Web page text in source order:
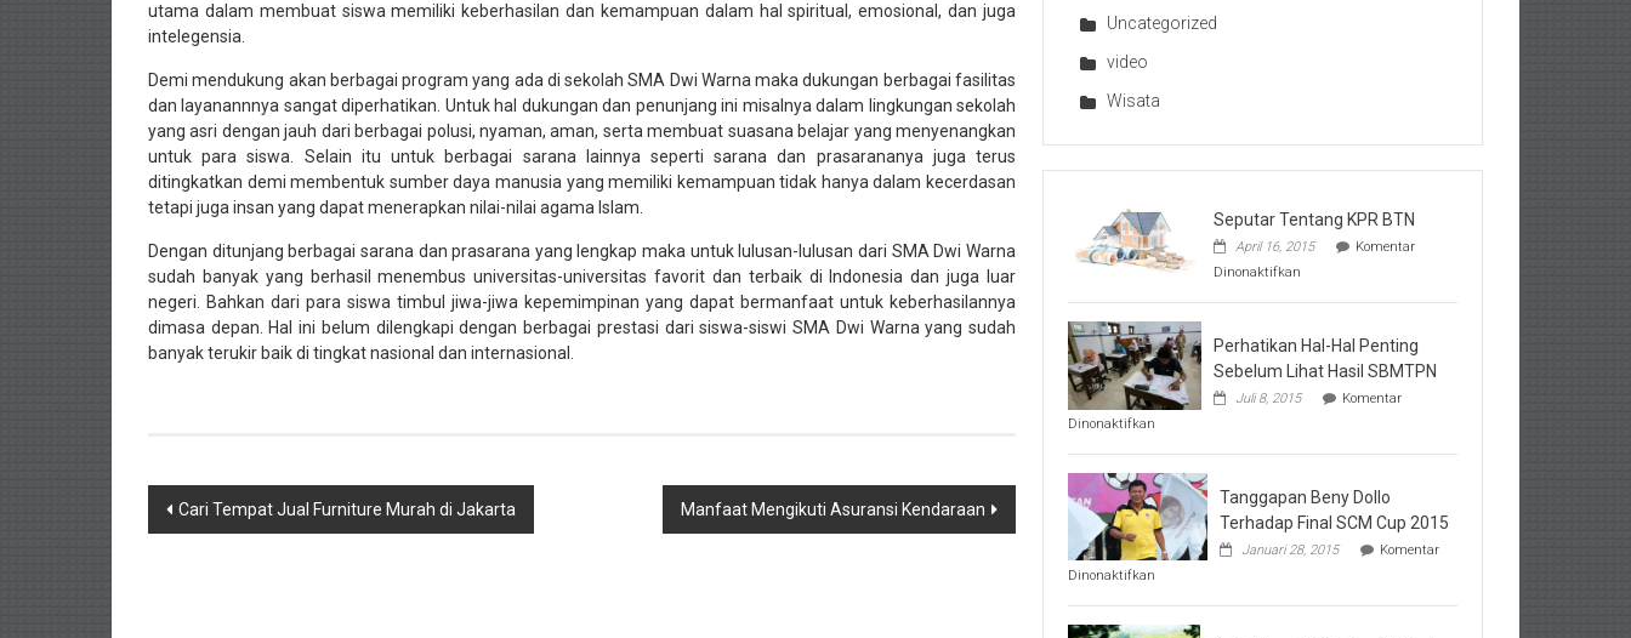
utama dalam membuat siswa memiliki keberhasilan dan kemampuan dalam hal spiritual, emosional, dan juga
intelegensia.
Demi mendukung akan berbagai program yang ada di sekolah SMA Dwi Warna maka dukungan berbagai fasilitas
dan layanannnya sangat diperhatikan. Untuk hal dukungan dan penunjang ini misalnya dalam lingkungan sekolah
yang asri dengan jauh dari berbagai polusi, nyaman, aman, serta membuat suasana belajar yang menyenangkan
untuk para siswa. Selain itu untuk berbagai sarana lainnya seperti sarana dan prasarananya juga terus
ditingkatkan demi membentuk sumber daya manusia yang memiliki kemampuan tidak hanya dalam kecerdasan
tetapi juga insan yang dapat menerapkan nilai-nilai agama Islam.
Dengan ditunjang berbagai sarana dan prasarana yang lengkap maka untuk lulusan-lulusan dari SMA Dwi Warna
sudah banyak yang berhasil menembus universitas-universitas favorit dan terbaik di Indonesia dan juga luar
negeri. Bahkan dari para siswa timbul jiwa-jiwa kepemimpinan yang dapat bermanfaat untuk keberhasilannya
dimasa depan. Hal ini belum dilengkapi dengan berbagai prestasi dari siswa-siswi SMA Dwi Warna yang sudah
banyak terukir baik di tingkat nasional dan internasional.
Navigasi
Cari Tempat Jual Furniture Murah di Jakarta Manfaat Mengikuti Asuransi Kendaraan
Uncategorized
video
Wisata
Seputar Tentang KPR BTN
April 16, 2015
Komentar
Dinonaktifkan
Tentang
BTN
Perhatikan Hal-Hal Penting
Sebelum Lihat Hasil SBMTPN
Juli 8, 2015
Komentar
Dinonaktifkan
Hal-
Hal
Penting
Sebelum
Lihat
Hasil
Tanggapan Beny Dollo
Terhadap Final SCM Cup 2015
Januari 28, 2015
Komentar
Dinonaktifkan
Beny
Dollo